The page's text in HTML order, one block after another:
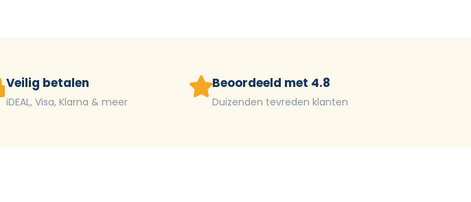
Veilig betalen
iDEAL, Visa, Klarna & meer
Beoordeeld met 4.8
Duizenden tevreden klanten